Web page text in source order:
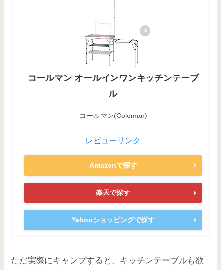
コールマン オールインワンキッチンテーブ
ル
コールマン(Coleman)
レビューリンク
Amazonで探す
楽天で探す
Yahooショッピングで探す
ただ実際にキャンプすると、キッチンテーブルも欲